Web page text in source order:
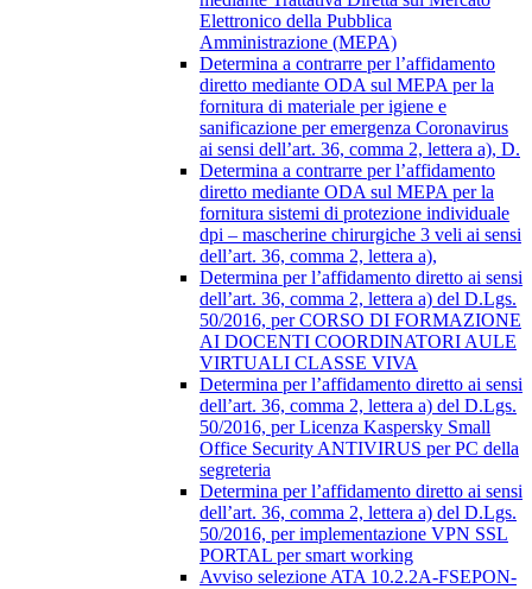
Elettronico della Pubblica
Amministrazione (MEPA)
Determina a contrarre per l’affidamento
diretto mediante ODA sul MEPA per la
fornitura di materiale per igiene e
sanificazione per emergenza Coronavirus
ai sensi dell’art. 36, comma 2, lettera a), D.
Determina a contrarre per l’affidamento
diretto mediante ODA sul MEPA per la
fornitura sistemi di protezione individuale
dpi – mascherine chirurgiche 3 veli ai sensi
dell’art. 36, comma 2, lettera a),
Determina per l’affidamento diretto ai sensi
dell’art. 36, comma 2, lettera a) del D.Lgs.
50/2016, per CORSO DI FORMAZIONE
AI DOCENTI COORDINATORI AULE
VIRTUALI CLASSE VIVA
Determina per l’affidamento diretto ai sensi
dell’art. 36, comma 2, lettera a) del D.Lgs.
50/2016, per Licenza Kaspersky Small
Office Security ANTIVIRUS per PC della
segreteria
Determina per l’affidamento diretto ai sensi
dell’art. 36, comma 2, lettera a) del D.Lgs.
50/2016, per implementazione VPN SSL
PORTAL per smart working
Avviso selezione ATA 10.2.2A-FSEPON-